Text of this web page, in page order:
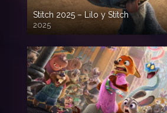
Stitch 2025 – Lilo y Stitch
2025
720p HD